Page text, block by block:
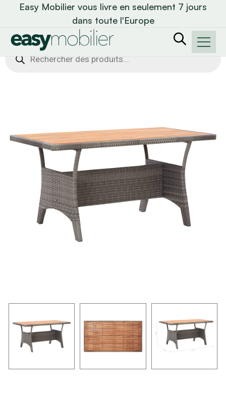
Easy Mobilier vous livre en seulement 7 jours
dans toute l'Europe
Recherche
de